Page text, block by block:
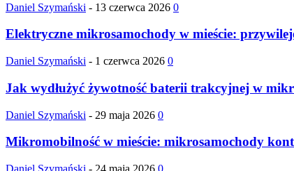
Daniel Szymański - 13 czerwca 2026 0
Elektryczne mikrosamochody w mieście:
Daniel Szymański - 1 czerwca 2026 0
Jak wydłużyć żywotność baterii trakcyjnej w
Daniel Szymański - 29 maja 2026 0
Mikromobilność w mieście: mikrosamochody
Daniel Szymański - 24 maja 2026 0